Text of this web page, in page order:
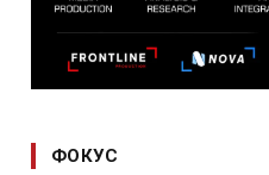
ФОКУС